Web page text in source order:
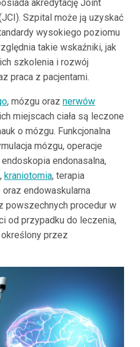
akredytację Joint
Szpital może ją uzyskać
wysokiego poziomu
takie wskaźniki, jak
szkolenia i rozwój
praca z pacjentami.
, mózgu oraz nerwów
miejscach ciała są leczone
o mózgu. Funkcjonalna
mózgu, operacje
endonasalna,
kraniotomia, terapia
oraz endowaskularna
powszechnych procedur w
od przypadku do leczenia,
przez